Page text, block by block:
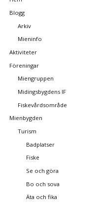
Blogg
Arkiv
Mieninfo
Aktiviteter
Föreningar
Miengruppen
Midingsbygdens IF
Fiskevårdsområde
Mienbygden
Turism
Badplatser
Fiske
Se och göra
Bo och sova
Äta och fika